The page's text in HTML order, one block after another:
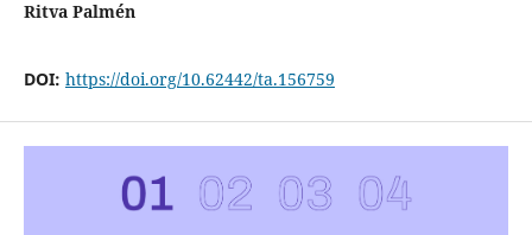
Ritva Palmén
DOI: https://doi.org/10.62442/ta.156759